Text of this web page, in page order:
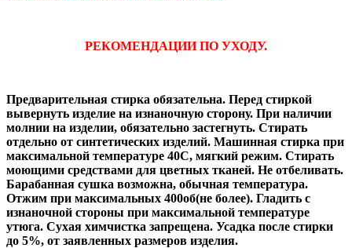
РЕКОМЕНДАЦИИ ПО УХОДУ.
Предварительная стирка обязательна. Перед стиркой
вывернуть изделие на изнаночную сторону. При наличии
молнии на изделии, обязательно застегнуть. Стирать
отдельно от синтетических изделий. Машинная стирка при
максимальной температуре 40С, мягкий режим. Стирать
моющими средствами для цветных тканей. Не отбеливать.
Барабанная сушка возможна, обычная температура.
Отжим при максимальных 400об(не более). Гладить с
изнаночной стороны при максимальной температуре
утюга. Сухая химчистка запрещена. Усадка после стирки
до 5%, от заявленных размеров изделия.